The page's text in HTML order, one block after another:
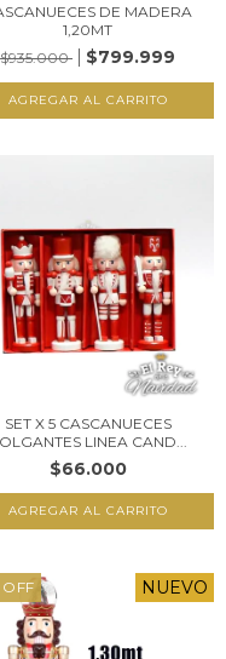
DE MADERA
1,20MT
$935.000
$799.999
SET X 5 CASCANUECES
LINEA CAND...
$66.000
OFF NUEVO